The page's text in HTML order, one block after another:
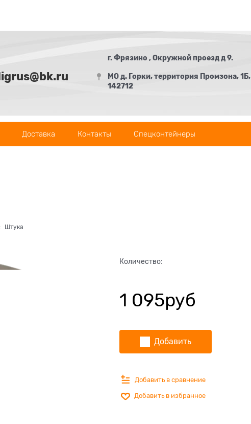
г. Фрязино , Окружной проезд д 9.
МО д. Горки, территория Промзона, 1Б,
142712
Доставка Контакты Спецконтейнеры
Штука
Количество:
1 095руб
Добавить
Добавить в сравнение
Добавить в избранное